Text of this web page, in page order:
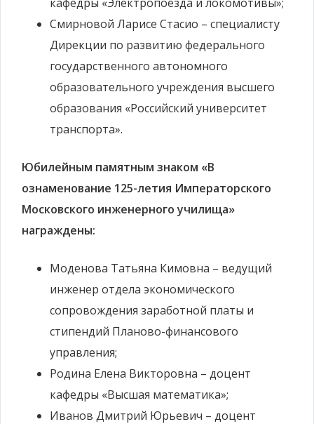
Смирновой Ларисе Стасио – специалисту
Дирекции по развитию федерального
государственного автономного
образовательного учреждения высшего
образования «Российский университет
транспорта».
Юбилейным памятным знаком «В
ознаменование 125-летия Императорского
Московского инженерного училища»
награждены:
Моденова Татьяна Кимовна – ведущий
инженер отдела экономического
сопровождения заработной платы и
стипендий Планово-финансового
управления;
Родина Елена Викторовна – доцент
кафедры «Высшая математика»;
Иванов Дмитрий Юрьевич – доцент